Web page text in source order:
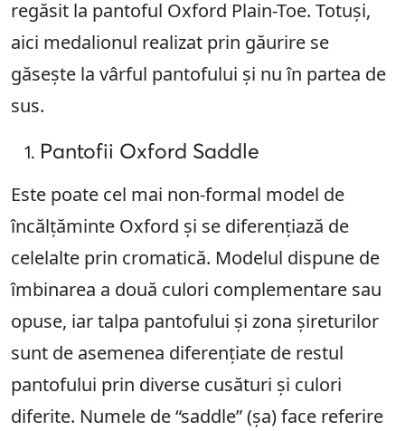
regăsit la pantoful Oxford Plain-Toe. Totuși,
aici medalionul realizat prin găurire se
găsește la vârful pantofului și nu în partea de
sus.
Pantofii Oxford Saddle
Este poate cel mai non-formal model de
încălțăminte Oxford și se diferențiază de
celelalte prin cromatică. Modelul dispune de
îmbinarea a două culori complementare sau
opuse, iar talpa pantofului și zona șireturilor
sunt de asemenea diferențiate de restul
pantofului prin diverse cusături și culori
diferite. Numele de “saddle” (șa) face referire